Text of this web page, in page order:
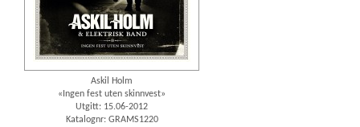
Askil Holm
«Ingen fest uten skinnvest»
Utgitt: 15.06-2012
Katalognr: GRAMS1220